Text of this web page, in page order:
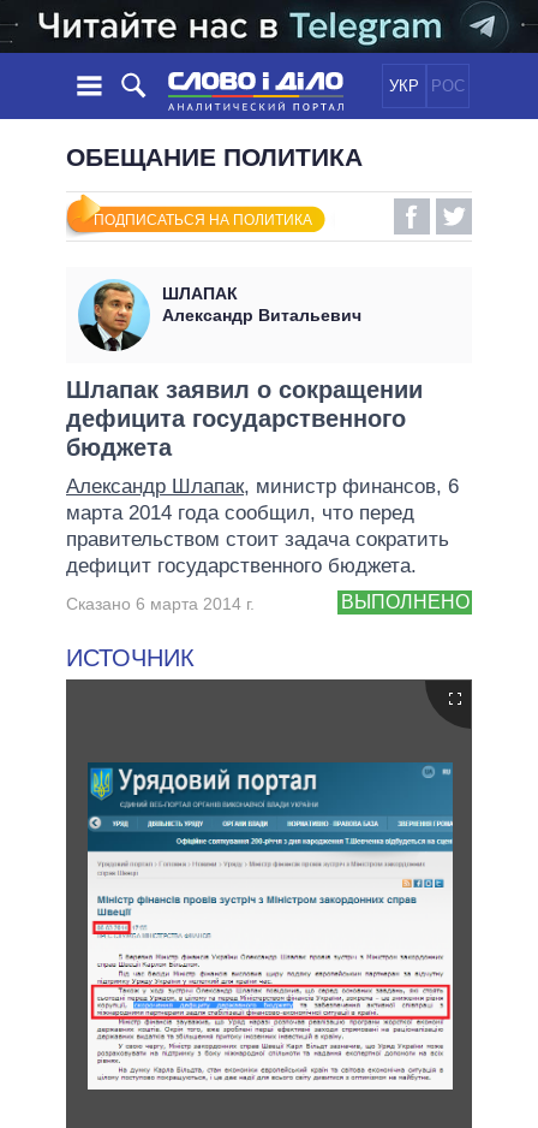
УКР РОС
НОВОСТИ
ЛЕНТА
СОБЫТИЯ
СТАТЬИ
МНЕНИЯ
ОБЗОРЫ
ДАЙДЖЕСТЫ
ПОЛИТИКА
ЭКОНОМИКА
МИР
ОБЕЩАНИЯ
ВСЕ ПОЛИТИКИ
ПРЕЗИДЕНТ И ОФИС
ВЕРХОВНАЯ РАДА
КАБИНЕТ МИНИСТРОВ
ГЛАВЫ ОБЛАДМИНИСТРАЦИЙ
МЭРЫ
ВСЕ ПЕРСОНЫ
ИНФОГРАФИКА
ПОДДЕРЖАТЬ
ОБЕЩАНИЕ ПОЛИТИКА
ПОДПИСАТЬСЯ НА ПОЛИТИКА
ШЛАПАК
Александр Витальевич
Шлапак заявил о сокращении
дефицита государственного
бюджета
Александр Шлапак, министр финансов, 6
марта 2014 года сообщил, что перед
правительством стоит задача сократить
дефицит государственного бюджета.
ВЫПОЛНЕНО
Сказано 6 марта 2014 г.
ИСТОЧНИК